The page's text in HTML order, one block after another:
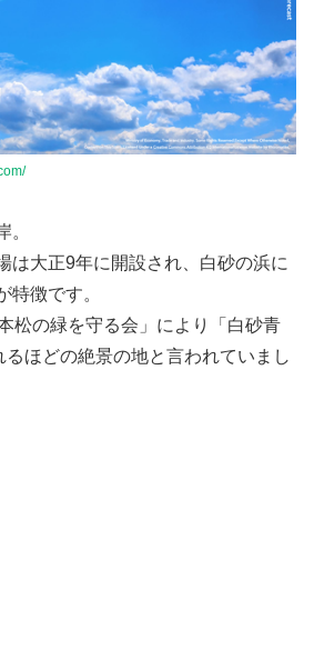
。
は大正9年に開設され、白砂の浜に
特徴です。
松の緑を守る会」により「白砂青
ほどの絶景の地と言われていまし